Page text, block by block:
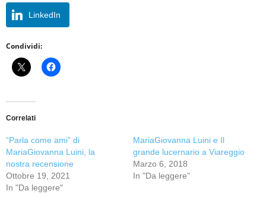
LinkedIn
Condividi:
Correlati
“Parla come ami” di
MariaGiovanna Luini, la
nostra recensione
Ottobre 19, 2021
In "Da leggere"
MariaGiovanna Luini e Il
grande lucernario a Viareggio
Marzo 6, 2018
In "Da leggere"